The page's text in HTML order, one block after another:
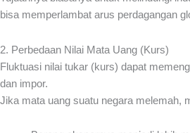
bisa memperlambat arus perdagangan
2. Perbedaan Nilai Mata Uang (Kurs)
Fluktuasi nilai tukar (kurs) dapat
dan impor.
Jika mata uang suatu negara melemah,